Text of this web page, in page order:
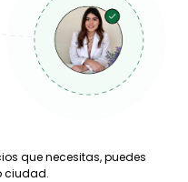
que necesitas, puedes
ciudad.